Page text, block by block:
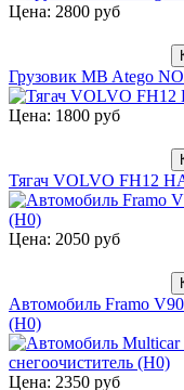
Цена: 2800 руб
Грузовик MB Atego
Цена: 1800 руб
Тягач VOLVO FH12
Цена: 2050 руб
Автомобиль Framo
(H0)
Цена: 2350 руб